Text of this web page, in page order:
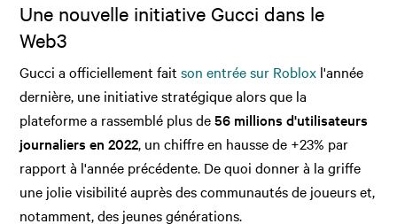
Une nouvelle initiative Gucci dans le
Web3
Gucci a officiellement faitson entrée sur Roblox l'année
dernière, une initiative stratégique alors que la
plateforme a rassemblé plus de56 millions d'utilisateurs
journaliers en 2022, un chiffre en hausse de +23% par
rapport à l'année précédente. De quoi donner à la griffe
une jolie visibilité auprès des communautés de joueurs et,
notamment, des jeunes générations.